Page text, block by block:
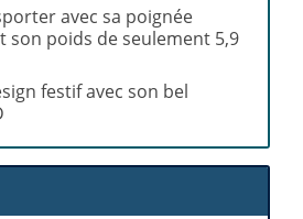
avec sa poignée
son poids de seulement 5,9
festif avec son bel